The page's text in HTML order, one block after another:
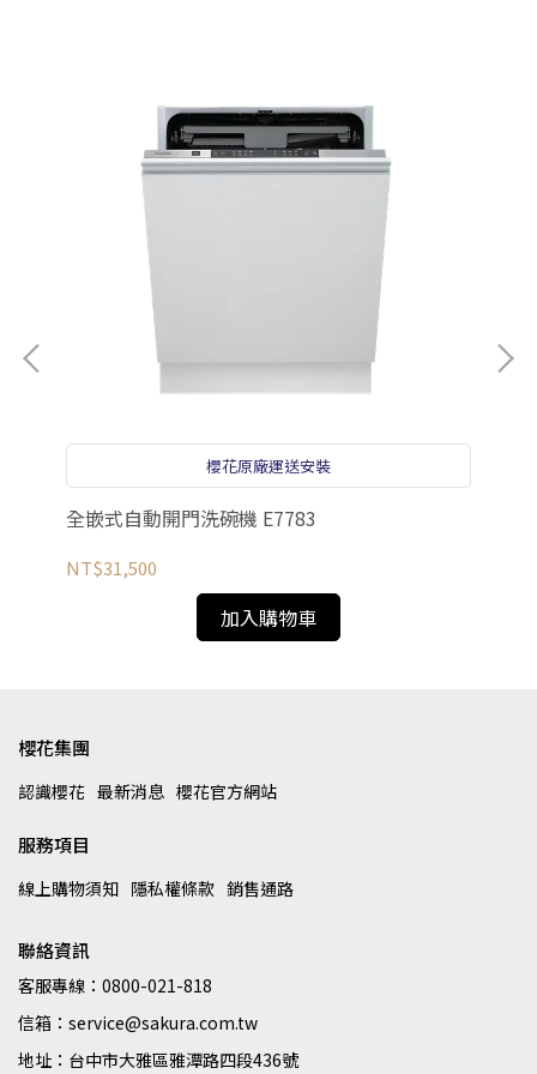
櫻花原廠運送安裝
全嵌式自動開門洗碗機 E7783
NT$31,500
加入購物車
櫻花集團
認識櫻花 最新消息 櫻花官方網站
服務項目
線上購物須知 隱私權條款 銷售通路
聯絡資訊
客服專線：0800-021-818
信箱：service@sakura.com.tw
地址：台中市大雅區雅潭路四段436號